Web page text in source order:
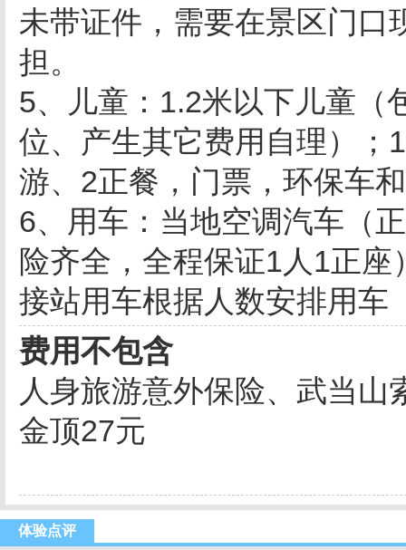
未带证件，需要在景区门口
担。
5、儿童：1.2米以下儿童（
位、产生其它费用自理）；
游、2正餐，门票，环保车
6、用车：当地空调汽车（
险齐全，全程保证1人1正座
接站用车根据人数安排用车
费用不包含
人身旅游意外保险、武当
金顶27元
体验点评